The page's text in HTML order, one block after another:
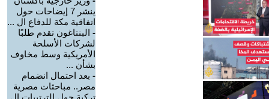
ينشر 7 إيضاحات حول
اتفاقية مكة للدفاع ال ...
- البنتاغون تقدم طلبًا
لشركات الأسلحة
الأمريكية وسط مخاوف
بشأن ...
- بعد احتمال انضمام
مصر.. مباحثات مصرية
تركية حول الترتيبات ال